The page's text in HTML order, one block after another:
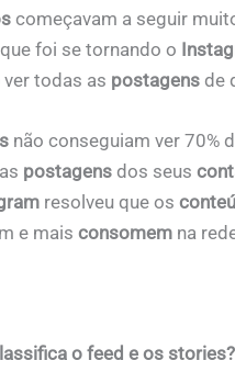
começavam a seguir
foi se tornando o
ver todas as postagens de
não conseguiam ver 70%
postagens dos seus
resolveu que os
e mais consomemna
o feed e os stories?